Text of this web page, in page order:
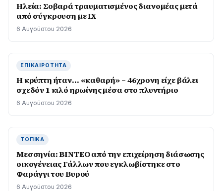
Ηλεία: Σοβαρά τραυματισμένος διανομέας μετά
από σύγκρουση με ΙΧ
6 Αυγούστου 2026
ΕΠΙΚΑΙΡΌΤΗΤΑ
Η κρύπτη ήταν… «καθαρή» – 46χρονη είχε βάλει
σχεδόν 1 κιλό ηρωίνης μέσα στο πλυντήριο
6 Αυγούστου 2026
ΤΟΠΙΚΆ
Μεσσηνία: BINTEO από την επιχείρηση διάσωσης
οικογένειας Γάλλων που εγκλωβίστηκε στο
Φαράγγι του Βυρού
6 Αυγούστου 2026